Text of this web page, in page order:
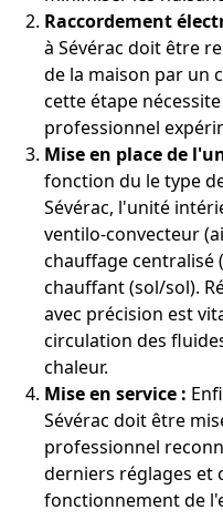
Raccordement
à Sévérac doit être
de la maison par un
cette étape
professionnel
Mise en place de
fonction du le type
Sévérac, l'unité
ventilo-convecteur
chauffage centralisé
chauffant (sol/sol).
avec précision est
circulation des
chaleur.
Mise en service :
Sévérac doit être
professionnel
derniers réglages et
fonctionnement de